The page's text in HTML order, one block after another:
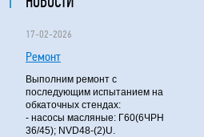
17-02-2026
Ремонт
Выполним ремонт с
последующим испытанием на
обкаточных стендах:
- насосы масляные: Г60(6ЧРН
36/45); NVD48-(2)U.